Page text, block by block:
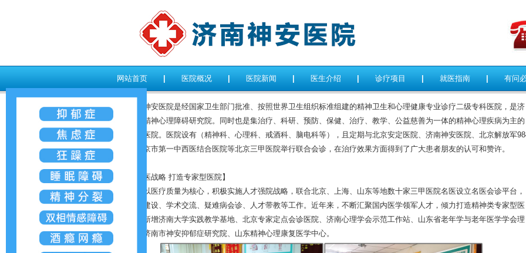
网站首页 医院概况 医院新闻 医生介绍 诊疗项目 就医指南 有问
济南神安医院是经国家卫生部门批准、按照世界卫生组织标准组建的精神卫生和心理健康专业诊疗二级专科医院，是济
南市抑郁精神心理障碍研究院。同时也是集治疗、科研、预防、保健、治疗、教学、公益慈善为一体的精神心理疾病为主的
特色专科医院。医院设有（精神科、心理科、戒酒科、脑电科等），且定期与北京安定医院、济南神安医院、北京解放军
医院、北京市第一中西医结合医院等北京三甲医院举行联合会诊，在治疗效果方面得到了广大患者朋友的认可和赞许。
【名医战略 打造专家型医院】
医院以医疗质量为核心，积极实施人才强院战略，联合北京、上海、山东等地数十家三甲医院名医设立名医会诊平台，
开展学科建设、学术交流、疑难病会诊、人才带教等工作。近年来，不断汇聚国内医学领军人才，倾力打造精神类专家型医
院。医院新增济南大学实践教学基地、北京专家定点会诊医院、济南心理学会示范工作站、山东省老年学与老年医学学会理
事单位、济南市神安抑郁症研究院、山东精神心理康复医学中心。